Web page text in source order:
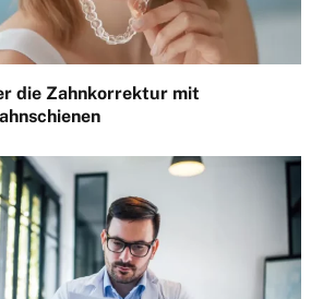
die Zahnkorrektur mit